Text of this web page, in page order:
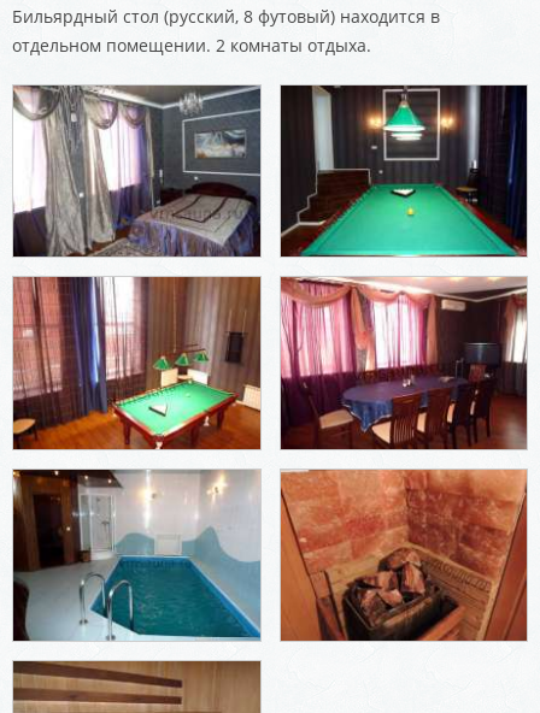
Бильярдный стол (русский, 8 футовый) находится в
отдельном помещении. 2 комнаты отдыха.